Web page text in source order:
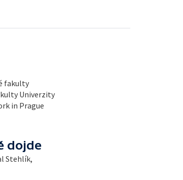
fakulty
Univerzity
in Prague
dojde
Stehlík,